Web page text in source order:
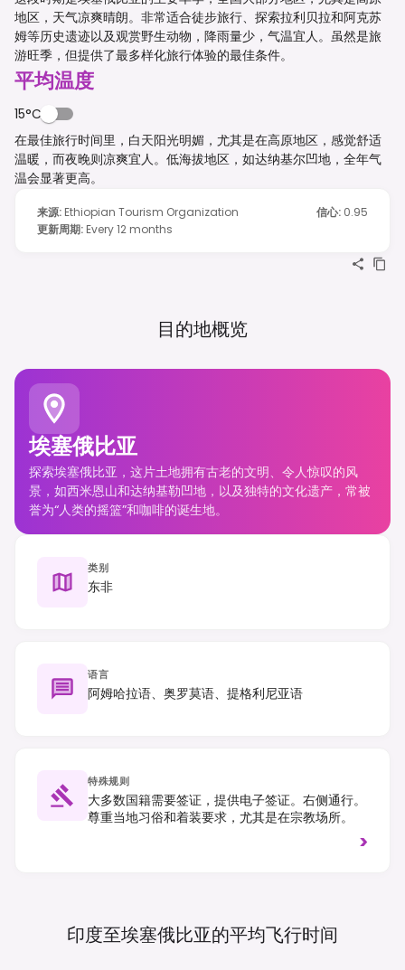
地区，天气凉爽晴朗。非常适合徒步旅行、探索拉利贝拉和阿克苏
姆等历史遗迹以及观赏野生动物，降雨量少，气温宜人。虽然是旅
游旺季，但提供了最多样化旅行体验的最佳条件。
平均温度
15°C
在最佳旅行时间里，白天阳光明媚，尤其是在高原地区，感觉舒适
温暖，而夜晚则凉爽宜人。低海拔地区，如达纳基尔凹地，全年气
温会显著更高。
来源: Ethiopian Tourism Organization 信心: 0.95
更新周期: Every 12 months
目的地概览
埃塞俄比亚
探索埃塞俄比亚，这片土地拥有古老的文明、令人惊叹的风
景，如西米恩山和达纳基勒凹地，以及独特的文化遗产，常被
誉为“人类的摇篮”和咖啡的诞生地。
类别
东非
语言
阿姆哈拉语、奥罗莫语、提格利尼亚语
特殊规则
大多数国籍需要签证，提供电子签证。右侧通行。
尊重当地习俗和着装要求，尤其是在宗教场所。
>
印度至埃塞俄比亚的平均飞行时间